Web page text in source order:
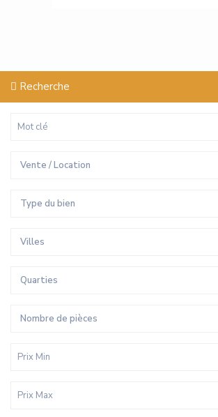
Recherche
Vente / Location
Type du bien
Villes
Quarties
Nombre de pièces